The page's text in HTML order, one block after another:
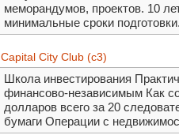
меморандумов, проектов. 10
минимальные сроки
Capital City Club (c3)
Школа инвестирования
финансово-независимым Как
долларов всего за 20
бумаги Операции с